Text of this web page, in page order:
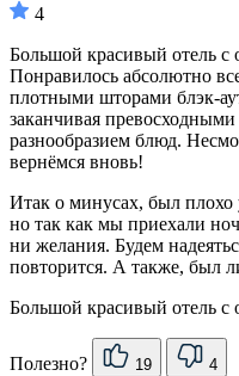
4
Большой красивый отель
Понравилось абсолютно
плотными шторами блэк-
заканчивая
разнообразием блюд.
вернёмся вновь!
Итак о минусах, был плохо
но так как мы приехали
ни желания. Будем
повторится. А также, был
Большой красивый отель
Полезно? 19 4